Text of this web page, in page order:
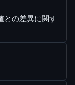
との差異に関す